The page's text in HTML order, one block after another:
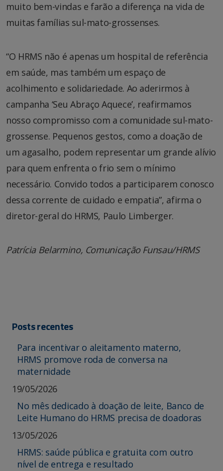
muito bem-vindas e farão a diferença na vida de
muitas famílias sul-mato-grossenses.
“O HRMS não é apenas um hospital de referência
em saúde, mas também um espaço de
acolhimento e solidariedade. Ao aderirmos à
campanha ‘Seu Abraço Aquece’, reafirmamos
nosso compromisso com a comunidade sul-mato-
grossense. Pequenos gestos, como a doação de
um agasalho, podem representar um grande alívio
para quem enfrenta o frio sem o mínimo
necessário. Convido todos a participarem conosco
dessa corrente de cuidado e empatia”, afirma o
diretor-geral do HRMS, Paulo Limberger.
Patrícia Belarmino, Comunicação Funsau/HRMS
Posts recentes
Para incentivar o aleitamento materno,
HRMS promove roda de conversa na
maternidade
19/05/2026
No mês dedicado à doação de leite, Banco de
Leite Humano do HRMS precisa de doadoras
13/05/2026
HRMS: saúde pública e gratuita com outro
nível de entrega e resultado